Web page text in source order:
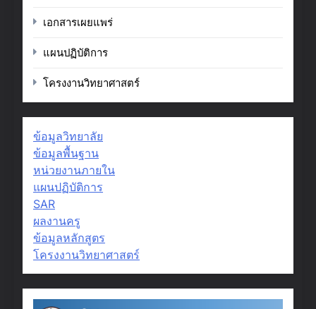
เอกสารเผยแพร่
แผนปฏิบัติการ
โครงงานวิทยาศาสตร์
ข้อมูลวิทยาลัย
ข้อมูลพื้นฐาน
หน่วยงานภายใน
แผนปฏิบัติการ
SAR
ผลงานครู
ข้อมูลหลักสูตร
โครงงานวิทยาศาสตร์